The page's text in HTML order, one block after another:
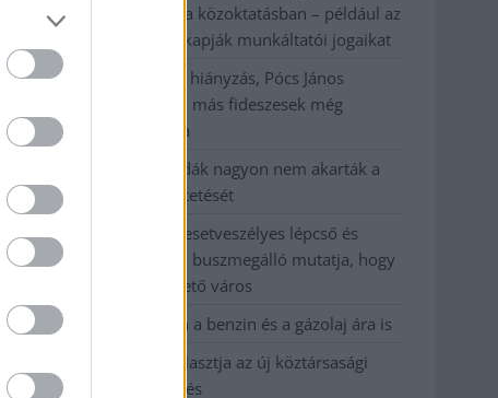
változásokról döntött a közoktatásban – például az
iskolaigazgatók visszakapják munkáltatói jogaikat
Sok volt az igazolatlan hiányzás, Pócs János
fizetéslevonást kapott, más fideszesek még
kevesebbet vittek haza
A Szolnok megyei gazdák nagyon nem akarták a
JÉGER további üzemeltetését
Csendélet 5.0: alig balesetveszélyes lépcső és
remek állapotban levő buszmegálló mutatja, hogy
Szolnok mennyire élhető város
Pénteken újra csökken a benzin és a gázolaj ára is
Napokon belül megválasztja az új köztársasági
elnököt az Országgyűlés